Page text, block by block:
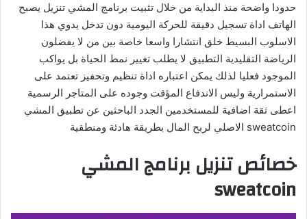
حدودا واضحة منذ البداية من خلال تثبيت برنامج المشي تنزيل يصبح
الهاتف اداة تسجيل دقيقة للحركة اليومية دون تدخل يدوي هذا
الاسلوب البسيط خلق انتشارا واسعا خاصة بين من لا يفضلون
الرياضة التقليدية التطبيق لا يطلب تغيير نمط الحياة بل يواكب
الموجود فعليا لذلك يمكن اعتباره اداة تنظيم وتحفيز تعتمد على
الاستمرارية وليس الاندفاع المؤقت وجوده على المتاجر الرسمية
اعطى ثقة اضافية للمستخدمين الجدد الباحثين عن تطبيق المشي
sweatcoin الاصلي لربح المال بطريقة هادئة ومنطقية
خصائص تنزيل برنامج المشي
sweatcoin